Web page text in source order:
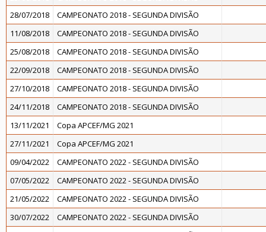
28/07/2018
CAMPEONATO 2018 - SEGUNDA DIVISÃO
11/08/2018
CAMPEONATO 2018 - SEGUNDA DIVISÃO
25/08/2018
CAMPEONATO 2018 - SEGUNDA DIVISÃO
22/09/2018
CAMPEONATO 2018 - SEGUNDA DIVISÃO
27/10/2018
CAMPEONATO 2018 - SEGUNDA DIVISÃO
24/11/2018
CAMPEONATO 2018 - SEGUNDA DIVISÃO
13/11/2021
Copa APCEF/MG 2021
27/11/2021
Copa APCEF/MG 2021
09/04/2022
CAMPEONATO 2022 - SEGUNDA DIVISÃO
07/05/2022
CAMPEONATO 2022 - SEGUNDA DIVISÃO
21/05/2022
CAMPEONATO 2022 - SEGUNDA DIVISÃO
30/07/2022
CAMPEONATO 2022 - SEGUNDA DIVISÃO